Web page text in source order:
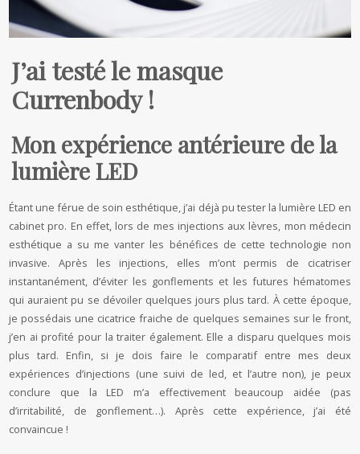
J’ai testé le masque
Currenbody !
Mon expérience antérieure de la
lumière LED
Étant une férue de soin esthétique, j’ai déjà pu tester la lumière LED en
cabinet pro. En effet, lors de mes injections aux lèvres, mon médecin
esthétique a su me vanter les bénéfices de cette technologie non
invasive. Après les injections, elles m’ont permis de cicatriser
instantanément, d’éviter les gonflements et les futures hématomes
qui auraient pu se dévoiler quelques jours plus tard. À cette époque,
je possédais une cicatrice fraiche de quelques semaines sur le front,
j’en ai profité pour la traiter également. Elle a disparu quelques mois
plus tard. Enfin, si je dois faire le comparatif entre mes deux
expériences d’injections (une suivi de led, et l’autre non), je peux
conclure que la LED m’a effectivement beaucoup aidée (pas
d’irritabilité, de gonflement…). Après cette expérience, j’ai été
convaincue !